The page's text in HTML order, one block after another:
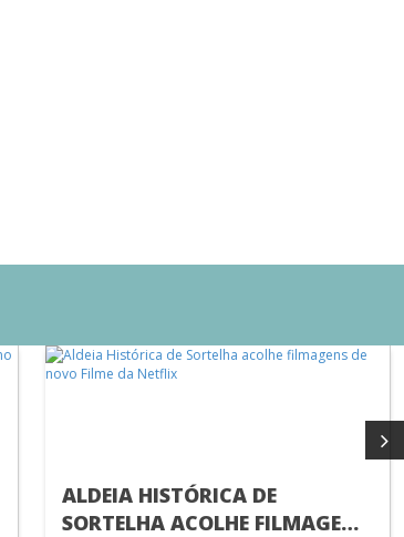
ALDEIA HISTÓRICA DE
SORTELHA ACOLHE FILMAGENS